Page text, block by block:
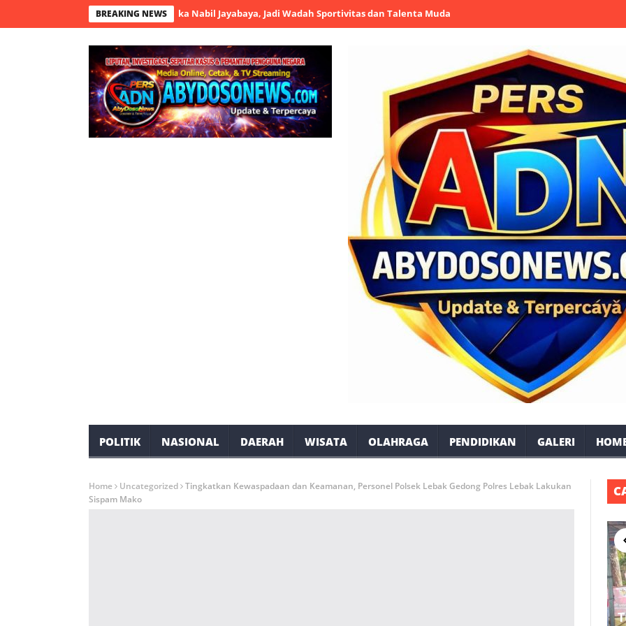
BREAKING NEWS
Bola Bil Grup Resmi Dibuka Nabil Jayabaya, Jadi Wadah Sportivitas dan Talenta Muda Dandim 0603/Lebak Buka Kejuaraan Karate
POLITIK NASIONAL DAERAH WISATA OLAHRAGA PENDIDIKAN GALERI
Home Uncategorized Tingkatkan Kewaspadaan dan Keamanan, Personel Polsek Lebak Gedong Polres Lebak Lakukan
Sispam Mako